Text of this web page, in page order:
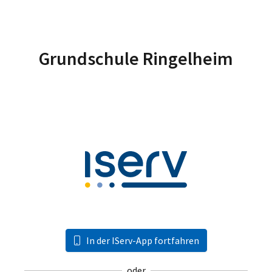
Grundschule Ringelheim
In der IServ-App fortfahren